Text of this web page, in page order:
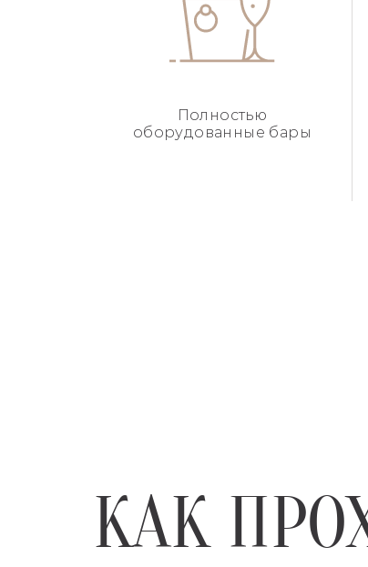
Полностью
оборудованные бары
КАК